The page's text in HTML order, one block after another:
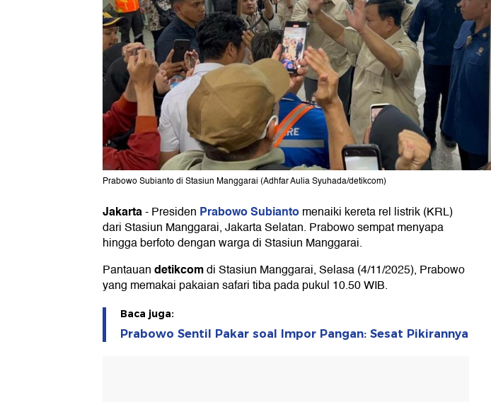
Prabowo Subianto di Stasiun Manggarai (Adhfar Aulia Syuhada/detikcom)
Jakarta-Presiden Prabowo Subiantomenaiki kereta rel listrik (KRL)
dari Stasiun Manggarai, Jakarta Selatan. Prabowo sempat menyapa
hingga berfoto dengan warga di Stasiun Manggarai.
Pantauandetikcomdi Stasiun Manggarai, Selasa (4/11/2025), Prabowo
yang memakai pakaian safari tiba pada pukul 10.50 WIB.
Baca juga:
Prabowo Sentil Pakar soal Impor Pangan: Sesat Pikirannya